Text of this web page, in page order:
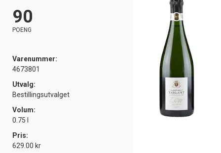
90
POENG
Varenummer:
4673801
Utvalg:
Bestillingsutvalget
Volum:
0.75 l
Pris:
629.00 kr